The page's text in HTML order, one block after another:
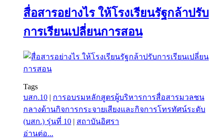
สื่อสารอย่างไร ให้โรงเรียนรัฐกล้าปรับ
การเรียนเปลี่ยนการสอน
Tags
บสก.10 | การอบรมหลักสูตรผู้บริหารการสื่อสารมวลชน
กลางด้านกิจการกระจายเสียงและกิจการโทรทัศน์ระดับ
(บสก.) รุ่นที่ 10 | สถาบันอิศรา
อ่านต่อ...